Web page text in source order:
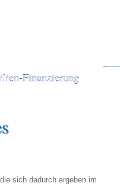
Finanzierung
sich dadurch ergeben im